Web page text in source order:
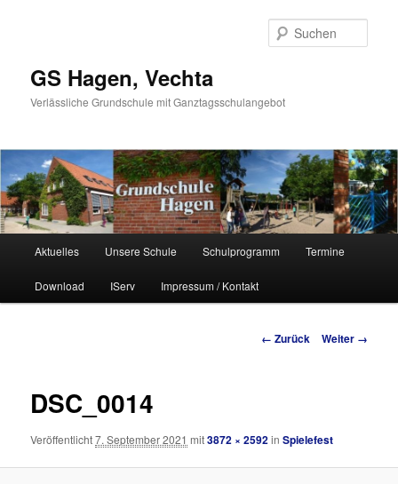
GS Hagen, Vechta
Verlässliche Grundschule mit Ganztagsschulangebot
Zum Inhalt wechseln
Zum sekundären Inhalt wechseln
Aktuelles Unsere Schule Schulprogramm Termine
Download IServ Impressum / Kontakt
Bilder-Navigation
← Zurück Weiter →
DSC_0014
Veröffentlicht7. September 2021 mit3872 × 2592inSpielefest